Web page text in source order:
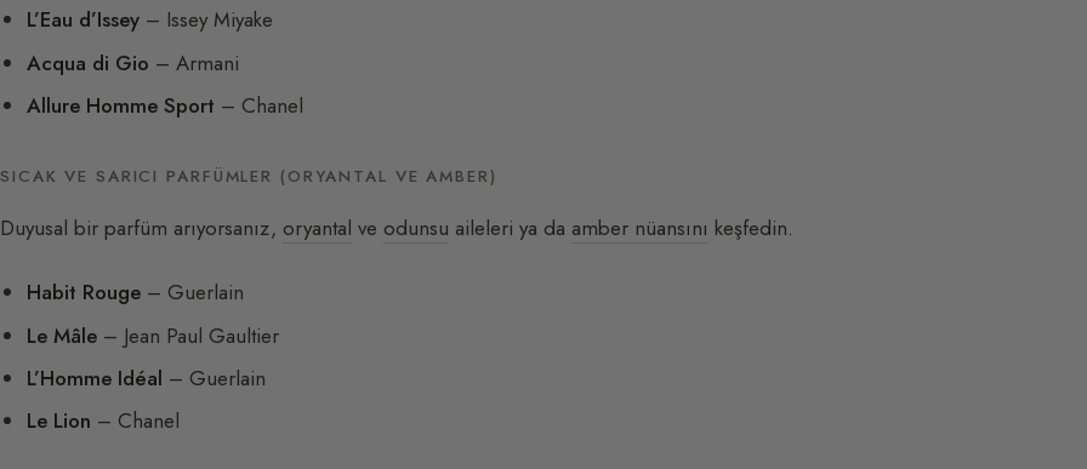
L’Eau d’Issey – Issey Miyake
Acqua di Gio – Armani
Allure Homme Sport – Chanel
SICAK VE SARICI PARFÜMLER (ORYANTAL VE AMBER)
Duyusal bir parfüm arıyorsanız, oryantal ve odunsu aileleri ya da amber nüansını keşfedin.
Habit Rouge – Guerlain
Le Mâle – Jean Paul Gaultier
L’Homme Idéal – Guerlain
Le Lion – Chanel